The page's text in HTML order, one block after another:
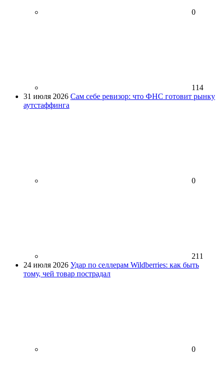
0
114
31 июля 2026 Сам себе ревизор: что ФНС готовит рынку
аутстаффинга
0
211
24 июля 2026 Удар по селлерам Wildberries: как быть
тому, чей товар пострадал
0